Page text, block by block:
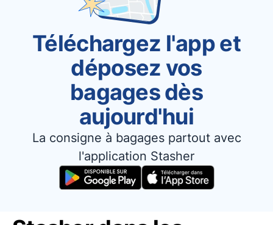
Téléchargez l'app et
déposez vos
bagages dès
aujourd'hui
La consigne à bagages partout avec
l'application Stasher